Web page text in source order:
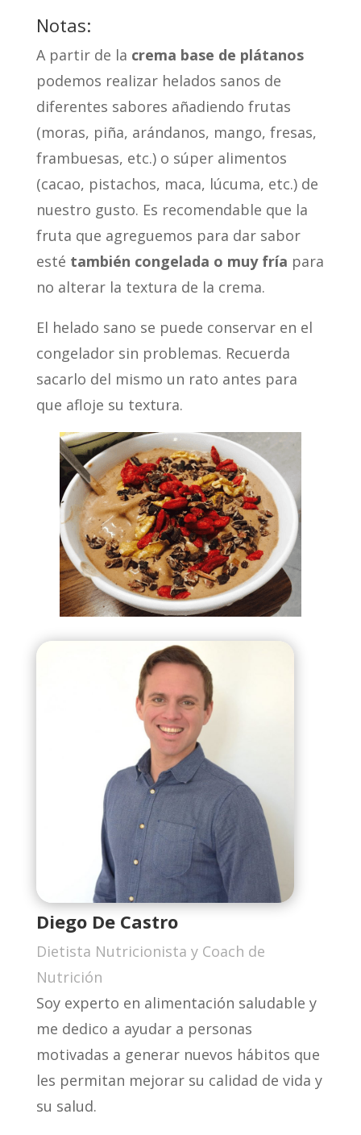
Notas:
A partir de la crema base de plátanos
podemos realizar helados sanos de
diferentes sabores añadiendo frutas
(moras, piña, arándanos, mango, fresas,
frambuesas, etc.) o súper alimentos
(cacao, pistachos, maca, lúcuma, etc.) de
nuestro gusto. Es recomendable que la
fruta que agreguemos para dar sabor
esté también congelada o muy fría para
no alterar la textura de la crema.
El helado sano se puede conservar en el
congelador sin problemas. Recuerda
sacarlo del mismo un rato antes para
que afloje su textura.
Diego De Castro
Dietista Nutricionista y Coach de
Nutrición
Soy experto en alimentación saludable y
me dedico a ayudar a personas
motivadas a generar nuevos hábitos que
les permitan mejorar su calidad de vida y
su salud.